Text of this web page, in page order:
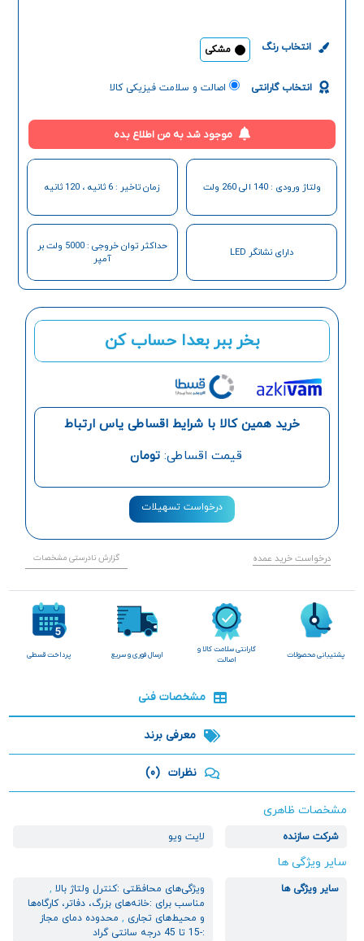
بخر ببر بعدا حساب کن
خرید همین کالا با شرایط اقساطی یاس ارتباط
قیمت اقساطی: تومان
درخواست تسهیلات
درخواست خرید عمده گزارش نادرستی مشخصات
انتخاب رنگ مشکی
انتخاب گارانتی اصالت و سلامت فیزیکی کالا
موجود شد به من اطلاع بده
ولتاژ ورودی : 140 الی 260 ولت زمان تاخیر : 6 ثانیه ، 120 ثانیه
دارای نشانگر LED
حداکثر توان خروجی : 5000 ولت بر
آمپر
پشتیبانی محصولات
گارانتی سلامت کالا و
اصالت
ارسال فوری و سریع پرداخت قسطی
مشخصات فنی
معرفی برند
نظرات (0)
مشخصات ظاهری
شرکت سازنده لایت ویو
سایر ویژگی ها
سایر ویژگی ها ویژگی‌های محافظتی :کنترل ولتاژ بالا ,
مناسب برای :خانه‌های بزرگ، دفاتر، کارگاه‌ها
و محیط‌های تجاری , محدوده دمای مجاز
:-15 تا 45 درجه سانتی گراد